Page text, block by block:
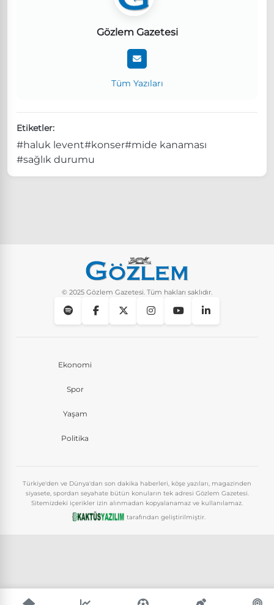
Gözlem Gazetesi
Tüm Yazıları
Etiketler:
#haluk levent#konser#mide kanaması
#sağlık durumu
© 2025 Gözlem Gazetesi. Tüm hakları saklıdır.
Ekonomi
Spor
Yaşam
Politika
Türkiye'den ve Dünya'dan son dakika haberleri, köşe yazıları, magazinden
siyasete, spordan seyahate bütün konuların tek adresi Gözlem Gazetesi.
Sitemizdeki içerikler izin alınmadan kopyalanamaz ve kullanılamaz.
tarafından geliştirilmiştir.